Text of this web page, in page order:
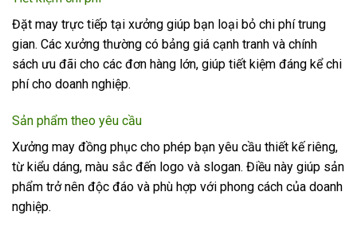
Đặt may trực tiếp tại xưởng giúp bạn loại bỏ chi phí trung
gian. Các xưởng thường có bảng giá cạnh tranh và chính
sách ưu đãi cho các đơn hàng lớn, giúp tiết kiệm đáng kể chi
phí cho doanh nghiệp.
Sản phẩm theo yêu cầu
Xưởng may đồng phục cho phép bạn yêu cầu thiết kế riêng,
từ kiểu dáng, màu sắc đến logo và slogan. Điều này giúp sản
phẩm trở nên độc đáo và phù hợp với phong cách của doanh
nghiệp.